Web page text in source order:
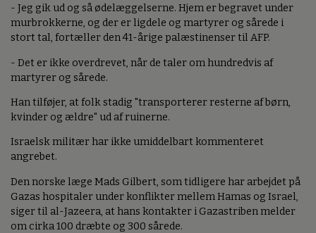
- Jeg gik ud og så ødelæggelserne. Hjem er begravet under
murbrokkerne, og der er ligdele og martyrer og sårede i
stort tal, fortæller den 41-årige palæstinenser til AFP.
- Det er ikke overdrevet, når de taler om hundredvis af
martyrer og sårede.
Han tilføjer, at folk stadig "transporterer resterne af børn,
kvinder og ældre" ud af ruinerne.
Israelsk militær har ikke umiddelbart kommenteret
angrebet.
Den norske læge Mads Gilbert, som tidligere har arbejdet på
Gazas hospitaler under konflikter mellem Hamas og Israel,
siger til al-Jazeera, at hans kontakter i Gazastriben melder
om cirka 100 dræbte og 300 sårede.